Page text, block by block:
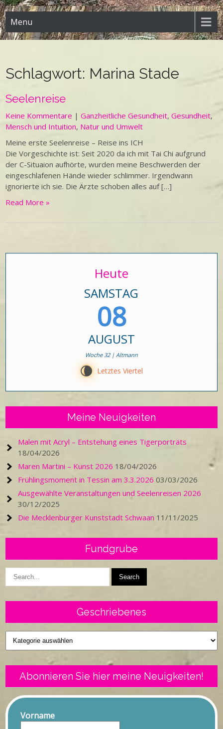
Menu
Schlagwort: Marina Stade
Seelenreise
Keine Kommentare |Ganzheitliche Gesundheit,Gesundheit,
Mensch und Intuition, Natur und Umwelt
Meine erste Seelenreise – Reise ins ICH
Die Vorgeschichte ist: Seit 2020 da ich mit Tai Chi aufgrund
der C-Situaion aufhörte, wurden meine Beschwerden der
eingeschlafenen Hände wieder schlimmer. Irgendwann
ignorierte ich sie. Die Ärzte schoben alles auf […]
Read More »
Heute
SAMSTAG
08
AUGUST
Woche 32 | Altmann
V Letztes Viertel
Meine Neuigkeiten
Malen mit Acryl – Entstehung eines Tigerporträts
18/04/2026
Maren Martini – Kunst 2026 18/04/2026
Frühlingsmoment in Tessin am 3.3.2026 03/03/2026
Ausgewählte Veranstaltungen und Seelenreisen 2026
30/12/2025
Die Mecklenburger Kunststadt Schwaan 11/11/2025
Fundgrube
Geschriebenes
Geschriebenes
Abonnieren Sie hier meine Neuigkeiten!
Vorname